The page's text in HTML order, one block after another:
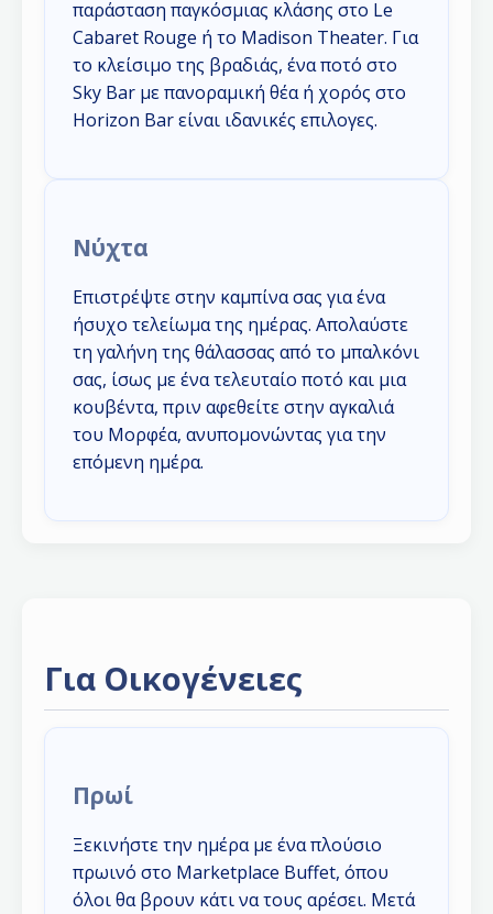
παράσταση παγκόσμιας κλάσης στο Le
Cabaret Rouge ή το Madison Theater. Για
το κλείσιμο της βραδιάς, ένα ποτό στο
Sky Bar με πανοραμική θέα ή χορός στο
Horizon Bar είναι ιδανικές επιλογες.
Νύχτα
Επιστρέψτε στην καμπίνα σας για ένα
ήσυχο τελείωμα της ημέρας. Απολαύστε
τη γαλήνη της θάλασσας από το μπαλκόνι
σας, ίσως με ένα τελευταίο ποτό και μια
κουβέντα, πριν αφεθείτε στην αγκαλιά
του Μορφέα, ανυπομονώντας για την
επόμενη ημέρα.
Για Οικογένειες
Πρωί
Ξεκινήστε την ημέρα με ένα πλούσιο
πρωινό στο Marketplace Buffet, όπου
όλοι θα βρουν κάτι να τους αρέσει. Μετά